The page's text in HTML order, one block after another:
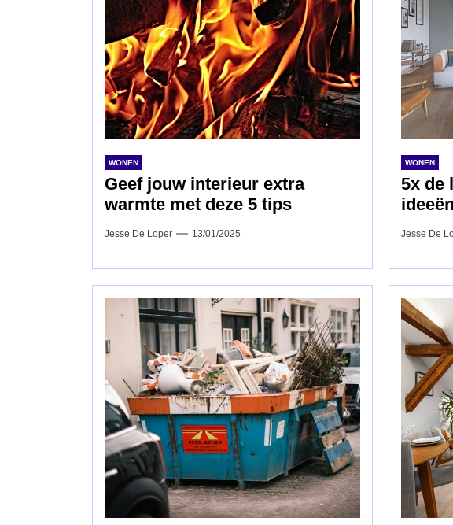
WONEN
Geef jouw interieur extra
warmte met deze 5 tips
Jesse De Loper 13/01/2025
WONEN
5x de
ideeën
Jesse De